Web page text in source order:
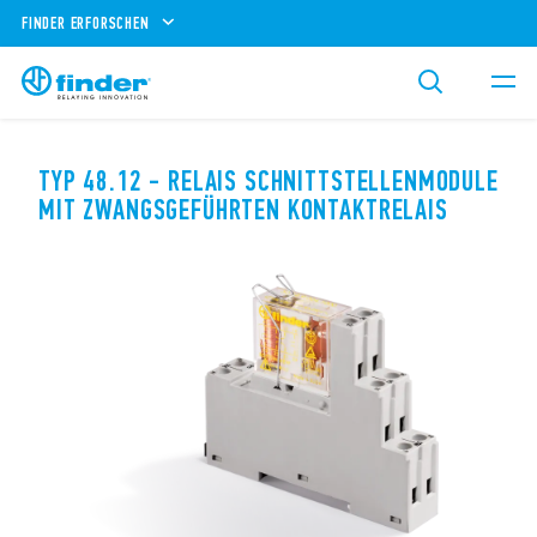
FINDER ERFORSCHEN
TYP 48.12 - RELAIS SCHNITTSTELLENMODULE
MIT ZWANGSGEFÜHRTEN KONTAKTRELAIS